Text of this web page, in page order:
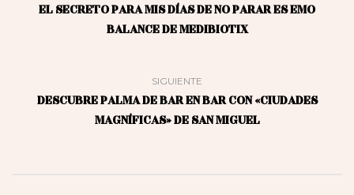
EL SECRETO PARA MIS DÍAS DE NO PARAR ES EMO
BALANCE DE MEDIBIOTIX
SIGUIENTE
DESCUBRE PALMA DE BAR EN BAR CON «CIUDADES
MAGNÍFICAS» DE SAN MIGUEL